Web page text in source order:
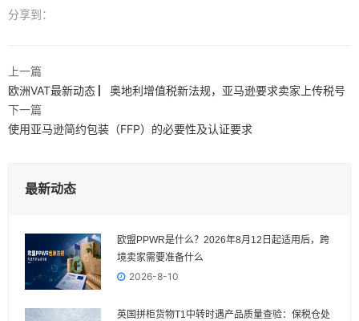
分享到：
上一篇
欧洲VAT最新动态 ▏奥地利增值税新法规，亚马逊要求卖家上传税号
下一篇
使用亚马逊简约包装（FFP）的必要性及认证要求
最新动态
欧盟PPWR是什么？2026年8月12日起适用后，跨
境卖家需要准备什么
2026-8-10
英国拼柜货物T1中转时遇产品质量查验：保税仓处